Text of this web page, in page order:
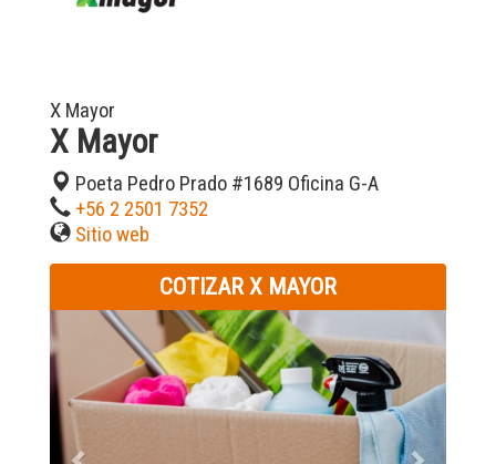
X Mayor
X Mayor
Poeta Pedro Prado #1689 Oficina G-A
+56 2 2501 7352
Sitio web
COTIZAR X MAYOR
Previous